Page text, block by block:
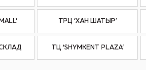
ТРЦ ‘ХАН ШАТЫР’
ТЦ ‘SHYMKENT PLAZA’